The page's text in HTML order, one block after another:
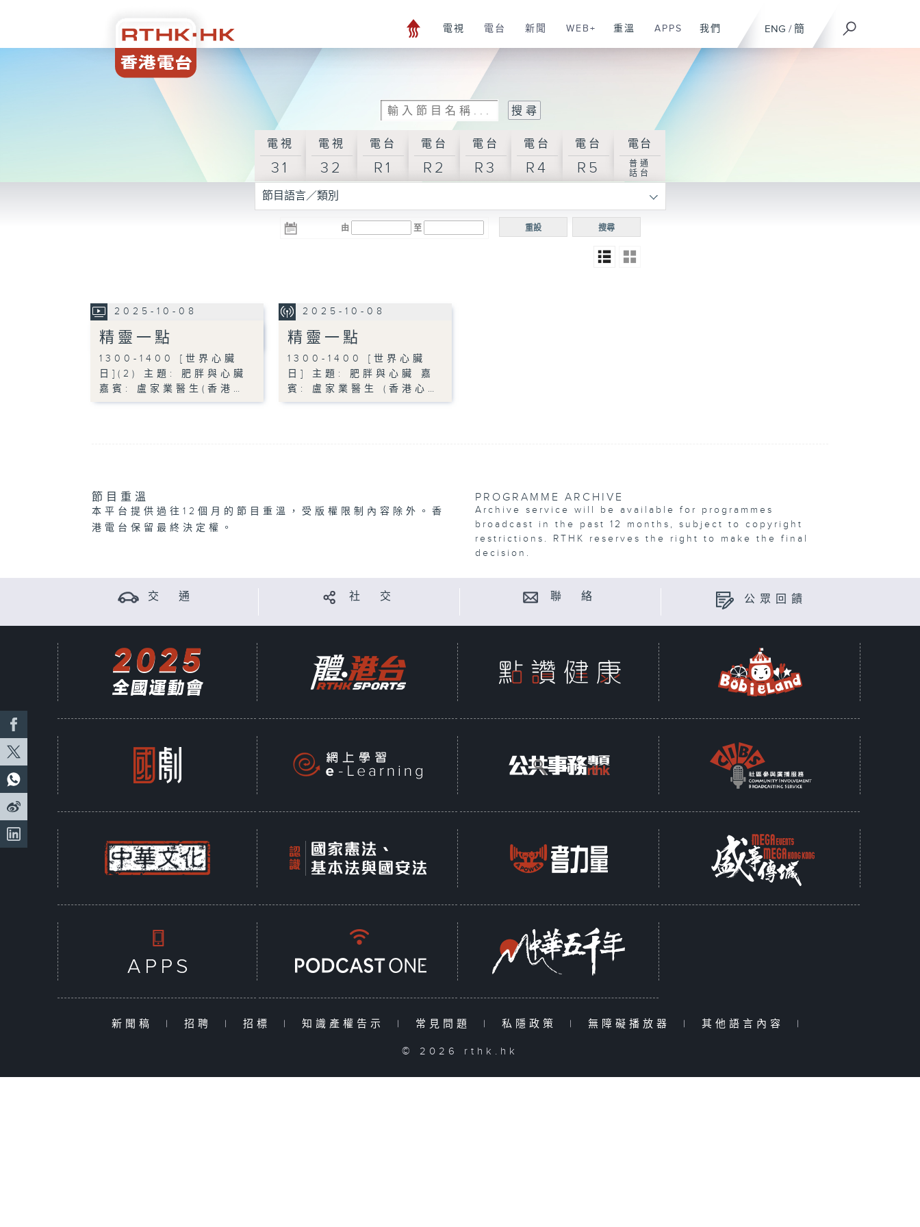
ENG / 簡
電視 電台 新聞 WEB+ 重溫 APPS 我們
電視
31
電視
32
電台
R1
電台
R2
電台
R3
電台
R4
電台
R5
電台
普通
話台
節目語言／類別
由 至 搜尋
重設
2025-10-08
精靈一點
1300-1400 [世界心臟
日](2) 主題: 肥胖與心臟
嘉賓: 盧家業醫生(香港…
2025-10-08
精靈一點
1300-1400 [世界心臟
日] 主題: 肥胖與心臟 嘉
賓: 盧家業醫生 (香港心…
節目重溫
本平台提供過往12個月的節目重溫，受版權限制內容除外。香
港電台保留最終決定權。
PROGRAMME ARCHIVE
Archive service will be available for programmes
broadcast in the past 12 months, subject to copyright
restrictions. RTHK reserves the right to make the final
decision.
交 通 社 交 聯 絡 公眾回饋
新聞稿 | 招聘 | 招標 | 知識產權告示 | 常見問題 | 私隱政策 | 無障礙播放器 | 其他語言內容 |
© 2026 rthk.hk